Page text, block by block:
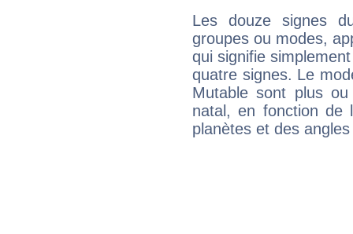
Les douze signes
groupes ou modes,
qui signifie
quatre signes. Le
Mutable sont plus
natal, en fonction de
planètes et des